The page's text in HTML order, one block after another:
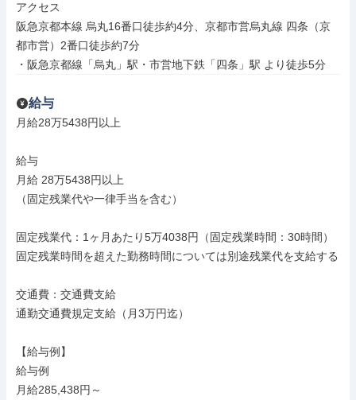
アクセス
阪急京都本線 烏丸16番口徒歩約4分、京都市営烏丸線 四条（京
都市営）2番口徒歩約7分
・阪急京都線「烏丸」駅・市営地下鉄「四条」駅 より徒歩5分
給与
月給28万5438円以上
給与
月給 28万5438円以上
（固定残業代や一律手当を含む）
固定残業代：1ヶ月あたり5万4038円（固定残業時間：30時間）
固定残業時間を超えた勤務時間については別途残業代を支給する
交通費：交通費支給
通勤交通費規定支給（月3万円迄）
【給与例】
給与例
月給285,438円～